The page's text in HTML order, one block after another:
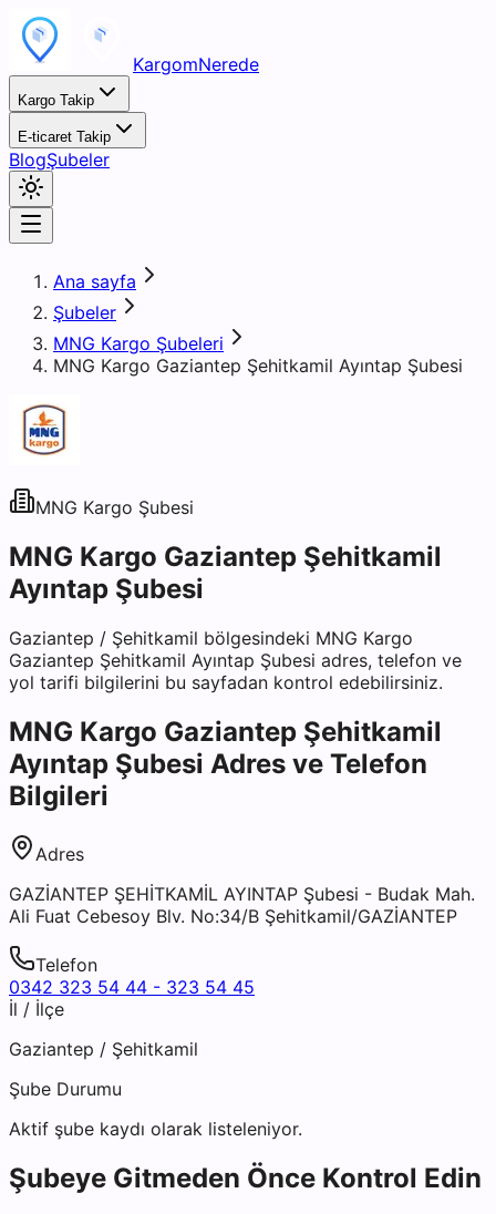
KargomNerede
Kargo Takip
E-ticaret Takip
BlogŞubeler
Ana sayfa
Şubeler
MNG Kargo Şubeleri
MNG Kargo Gaziantep Şehitkamil Ayıntap Şubesi
MNG Kargo Şubesi
MNG Kargo Gaziantep Şehitkamil
Ayıntap Şubesi
Gaziantep / Şehitkamil bölgesindeki MNG Kargo
Gaziantep Şehitkamil Ayıntap Şubesi adres, telefon ve
yol tarifi bilgilerini bu sayfadan kontrol edebilirsiniz.
MNG Kargo Gaziantep Şehitkamil
Ayıntap Şubesi Adres ve Telefon
Bilgileri
Adres
GAZİANTEP ŞEHİTKAMİL AYINTAP Şubesi - Budak Mah.
Ali Fuat Cebesoy Blv. No:34/B Şehitkamil/GAZİANTEP
Telefon
0342 323 54 44 - 323 54 45
İl / İlçe
Gaziantep / Şehitkamil
Şube Durumu
Aktif şube kaydı olarak listeleniyor.
Şubeye Gitmeden Önce Kontrol Edin